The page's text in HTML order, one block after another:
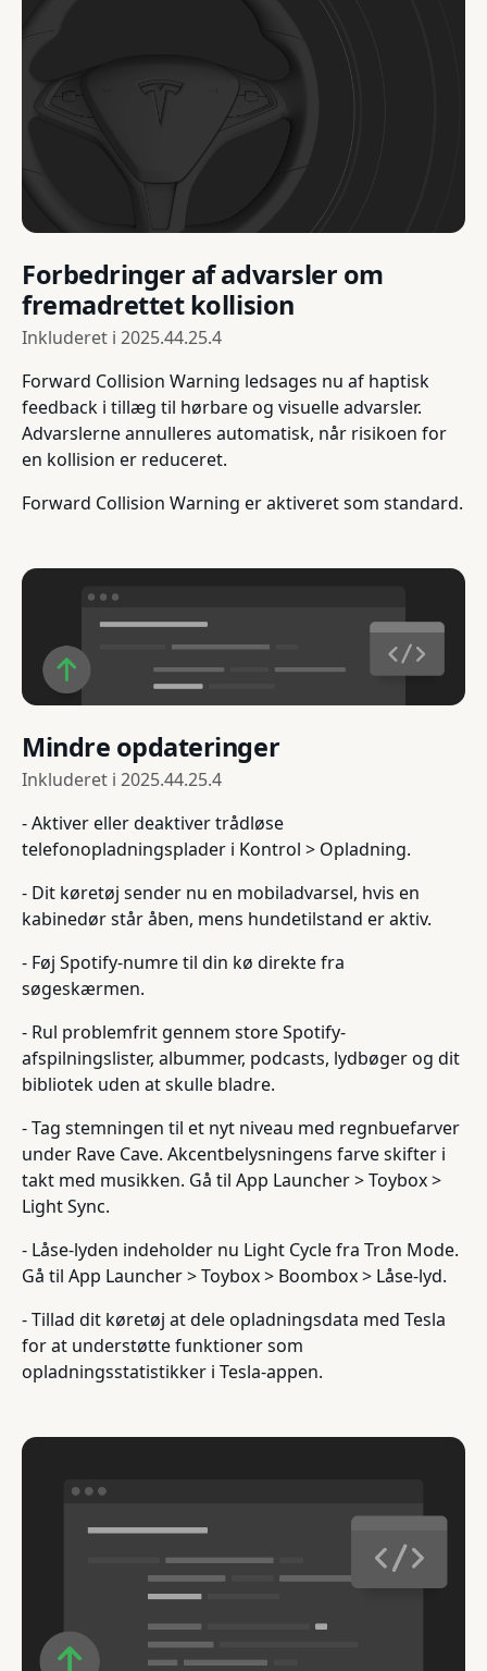
Forbedringer af advarsler om
fremadrettet kollision
Inkluderet i 2025.44.25.4
Forward Collision Warning ledsages nu af haptisk
feedback i tillæg til hørbare og visuelle advarsler.
Advarslerne annulleres automatisk, når risikoen for
en kollision er reduceret.
Forward Collision Warning er aktiveret som standard.
Mindre opdateringer
Inkluderet i 2025.44.25.4
- Aktiver eller deaktiver trådløse
telefonopladningsplader i Kontrol > Opladning.
- Dit køretøj sender nu en mobiladvarsel, hvis en
kabinedør står åben, mens hundetilstand er aktiv.
- Føj Spotify-numre til din kø direkte fra
søgeskærmen.
- Rul problemfrit gennem store Spotify-
afspilningslister, albummer, podcasts, lydbøger og dit
bibliotek uden at skulle bladre.
- Tag stemningen til et nyt niveau med regnbuefarver
under Rave Cave. Akcentbelysningens farve skifter i
takt med musikken. Gå til App Launcher > Toybox >
Light Sync.
- Låse-lyden indeholder nu Light Cycle fra Tron Mode.
Gå til App Launcher > Toybox > Boombox > Låse-lyd.
- Tillad dit køretøj at dele opladningsdata med Tesla
for at understøtte funktioner som
opladningsstatistikker i Tesla-appen.